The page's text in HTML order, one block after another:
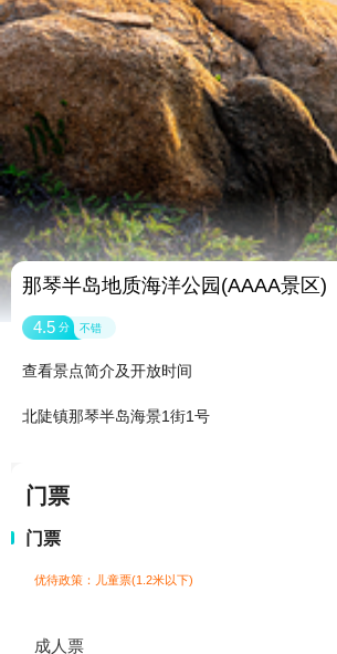
那琴半岛地质海洋公园(AAAA景区)
4.5 分 不错
查看景点简介及开放时间
北陡镇那琴半岛海景1街1号
门票
门票
优待政策：儿童票(1.2米以下)
成人票